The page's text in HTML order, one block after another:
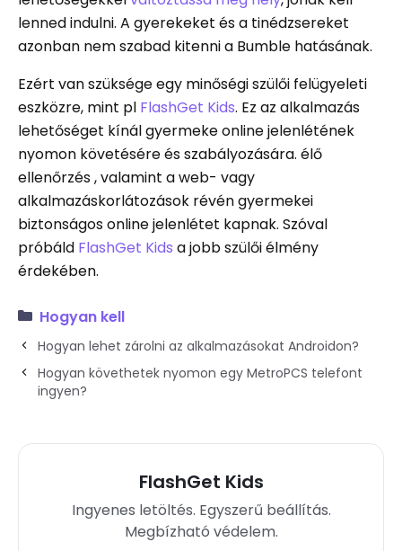
lenned indulni. A gyerekeket és a tinédzsereket
azonban nem szabad kitenni a Bumble hatásának.
Ezért van szüksége egy minőségi szülői felügyeleti
eszközre, mint pl FlashGet Kids. Ez az alkalmazás
lehetőséget kínál gyermeke online jelenlétének
nyomon követésére és szabályozására. élő
ellenőrzés , valamint a web- vagy
alkalmazáskorlátozások révén gyermekei
biztonságos online jelenlétet kapnak. Szóval
próbáld FlashGet Kids a jobb szülői élmény
érdekében.
Hogyan kell
Hogyan lehet zárolni az alkalmazásokat Androidon?
Hogyan követhetek nyomon egy MetroPCS telefont
ingyen?
FlashGet Kids
Ingyenes letöltés. Egyszerű beállítás.
Megbízható védelem.